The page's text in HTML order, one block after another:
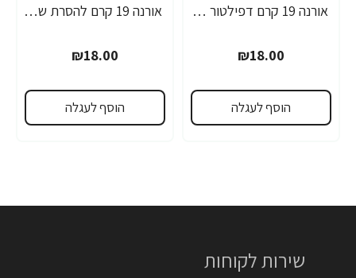
אורנה 19 קרם דפילטור לעור רגיש 80 גרם
₪18.00
הוסף לעגלה
אורנה 19 קרם להסרת שיער לקו הביקיני 90 מ"ל
₪18.00
הוסף לעגלה
שירות לקוחות